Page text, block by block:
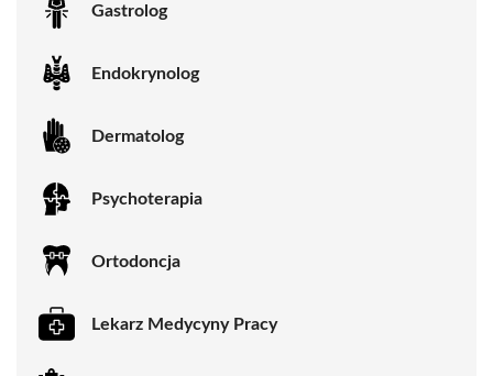
Gastrolog
Endokrynolog
Dermatolog
Psychoterapia
Ortodoncja
Lekarz Medycyny Pracy